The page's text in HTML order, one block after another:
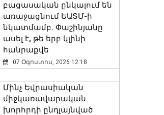
բացասական ընկալում են
առաջացնում ԵԱՏՄ-ի
նկատմամբ. Փաշինյանը
ասել է, թե երբ կլինի
հանրաքվե
07 Օգոստոս, 2026 12:18
Մինչ Եվրասիական
միջկառավարական
խորհրդի ընդլայնված